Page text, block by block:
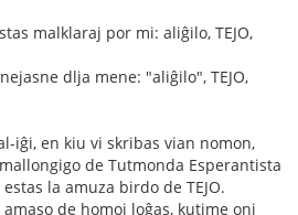
malklaraj por mi: aliĝilo, TEJO,
dlja mene: "aliĝilo", TEJO,
iĝi, en kiu vi skribas vian nomon,
de Tutmonda Esperantista
la amuza birdo de TEJO.
de homoj loĝas, kutime oni